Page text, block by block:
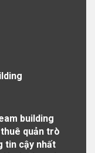
building
quản trò
tin cậy nhất